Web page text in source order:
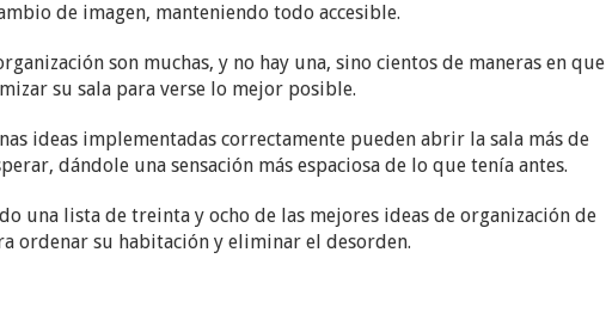
de imagen, manteniendo todo accesible.
son muchas, y no hay una, sino cientos de maneras en que
su sala para verse lo mejor posible.
ideas implementadas correctamente pueden abrir la sala más de
dándole una sensación más espaciosa de lo que tenía antes.
una lista de treinta y ocho de las mejores ideas de organización de
ordenar su habitación y eliminar el desorden.